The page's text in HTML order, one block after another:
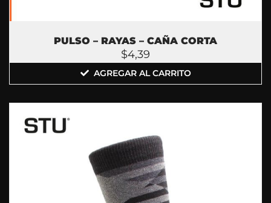
PULSO – RAYAS – CAÑA CORTA
$4,39
AGREGAR AL CARRITO